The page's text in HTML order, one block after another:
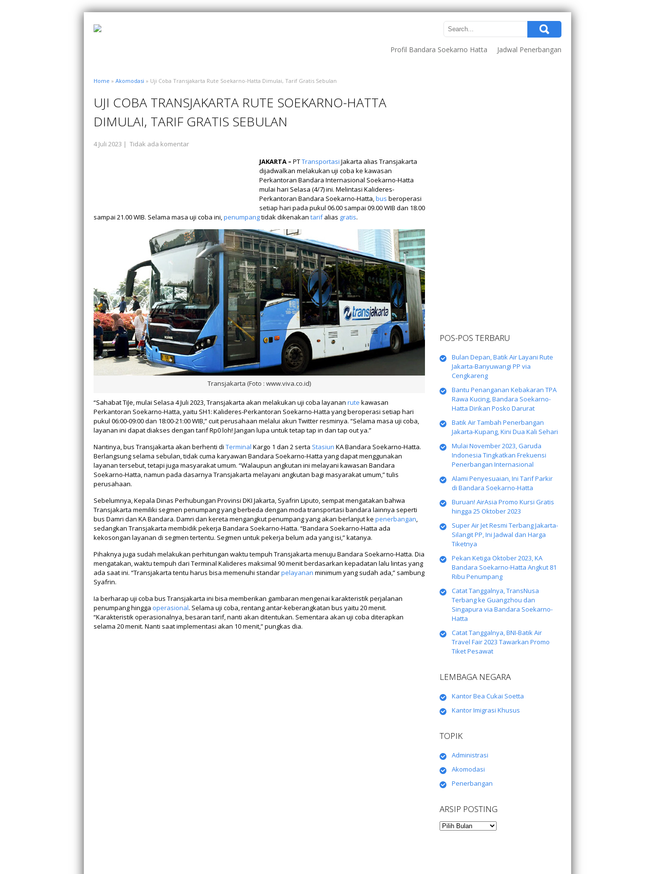
Profil Bandara Soekarno Hatta Jadwal Penerbangan
Home » Akomodasi » Uji Coba Transjakarta Rute Soekarno-Hatta Dimulai, Tarif Gratis Sebulan
UJI COBA TRANSJAKARTA RUTE SOEKARNO-HATTA
DIMULAI, TARIF GRATIS SEBULAN
4 Juli 2023 | Tidak ada komentar
JAKARTA – PTTransportasi Jakarta alias Transjakarta
dijadwalkan melakukan uji coba ke kawasan
Perkantoran Bandara Internasional Soekarno-Hatta
mulai hari Selasa (4/7) ini. Melintasi Kalideres-
Perkantoran Bandara Soekarno-Hatta,bus beroperasi
setiap hari pada pukul 06.00 sampai 09.00 WIB dan 18.00
sampai 21.00 WIB. Selama masa uji coba ini,penumpangtidak dikenakan tarifalias gratis.
Transjakarta (Foto : www.viva.co.id)
“Sahabat TiJe, mulai Selasa 4 Juli 2023, Transjakarta akan melakukan uji coba layanan rute kawasan
Perkantoran Soekarno-Hatta, yaitu SH1: Kalideres-Perkantoran Soekarno-Hatta yang beroperasi setiap hari
pukul 06:00-09:00 dan 18:00-21:00 WIB,” cuit perusahaan melalui akun Twitter resminya. “Selama masa uji coba,
layanan ini dapat diakses dengan tarif Rp0 loh! Jangan lupa untuk tetap tap in dan tap out ya.”
Nantinya, bus Transjakarta akan berhenti di Terminal Kargo 1 dan 2 serta Stasiun KA Bandara Soekarno-Hatta.
Berlangsung selama sebulan, tidak cuma karyawan Bandara Soekarno-Hatta yang dapat menggunakan
layanan tersebut, tetapi juga masyarakat umum. “Walaupun angkutan ini melayani kawasan Bandara
Soekarno-Hatta, namun pada dasarnya Transjakarta melayani angkutan bagi masyarakat umum,” tulis
perusahaan.
Sebelumnya, Kepala Dinas Perhubungan Provinsi DKI Jakarta, Syafrin Liputo, sempat mengatakan bahwa
Transjakarta memiliki segmen penumpang yang berbeda dengan moda transportasi bandara lainnya seperti
bus Damri dan KA Bandara. Damri dan kereta mengangkut penumpang yang akan berlanjut ke penerbangan,
sedangkan Transjakarta membidik pekerja Bandara Soekarno-Hatta. “Bandara Soekarno-Hatta ada
kekosongan layanan di segmen tertentu. Segmen untuk pekerja belum ada yang isi,” katanya.
Pihaknya juga sudah melakukan perhitungan waktu tempuh Transjakarta menuju Bandara Soekarno-Hatta. Dia
mengatakan, waktu tempuh dari Terminal Kalideres maksimal 90 menit berdasarkan kepadatan lalu lintas yang
ada saat ini. “Transjakarta tentu harus bisa memenuhi standarpelayanan minimum yang sudah ada,” sambung
Syafrin.
Ia berharap uji coba bus Transjakarta ini bisa memberikan gambaran mengenai karakteristik perjalanan
penumpang hingga operasional. Selama uji coba, rentang antar-keberangkatan bus yaitu 20 menit.
“Karakteristik operasionalnya, besaran tarif, nanti akan ditentukan. Sementara akan uji coba diterapkan
selama 20 menit. Nanti saat implementasi akan 10 menit,” pungkas dia.
POS-POS TERBARU
Bulan Depan, Batik Air Layani Rute
Jakarta-Banyuwangi PP via
Cengkareng
Bantu Penanganan Kebakaran TPA
Rawa Kucing, Bandara Soekarno-
Hatta Dirikan Posko Darurat
Batik Air Tambah Penerbangan
Jakarta-Kupang, Kini Dua Kali Sehari
Mulai November 2023, Garuda
Indonesia Tingkatkan Frekuensi
Penerbangan Internasional
Alami Penyesuaian, Ini Tarif Parkir
di Bandara Soekarno-Hatta
Buruan! AirAsia Promo Kursi Gratis
hingga 25 Oktober 2023
Super Air Jet Resmi Terbang Jakarta-
Silangit PP, Ini Jadwal dan Harga
Tiketnya
Pekan Ketiga Oktober 2023, KA
Bandara Soekarno-Hatta Angkut 81
Ribu Penumpang
Catat Tanggalnya, TransNusa
Terbang ke Guangzhou dan
Singapura via Bandara Soekarno-
Hatta
Catat Tanggalnya, BNI-Batik Air
Travel Fair 2023 Tawarkan Promo
Tiket Pesawat
LEMBAGA NEGARA
Kantor Bea Cukai Soetta
Kantor Imigrasi Khusus
TOPIK
Administrasi
Akomodasi
Penerbangan
ARSIP POSTING
Arsip
Posting